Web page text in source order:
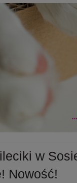
w
Nowość!